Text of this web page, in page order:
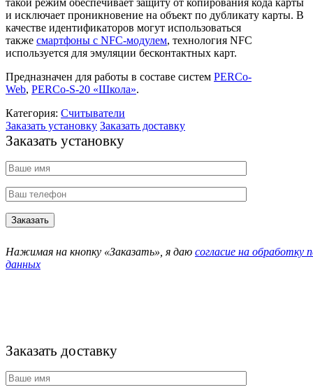
такой режим обеспечивает защиту от копирования кода карты
и исключает проникновение на объект по дубликату карты. В
качестве идентификаторов могут использоваться
также смартфоны с NFC-модулем, технология NFC
используется для эмуляции бесконтактных карт.
Предназначен для работы в составе систем PERCo-
Web, PERCo-S-20 «Школа».
Категория: Считыватели
Заказать установку Заказать доставку
Заказать установку
Нажимая на кнопку «Заказать», я даю согласие на обработку
данных
Заказать доставку